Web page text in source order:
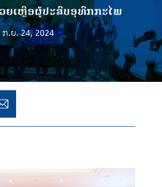
ຍເຫຼືອຜູ້ປະສົບອຸທົກກະໄພ
ກ.ຍ. 24, 2024